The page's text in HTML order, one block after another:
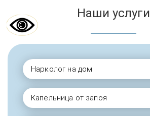
Наши услуги
Нарколог на дом
Капельница от запоя